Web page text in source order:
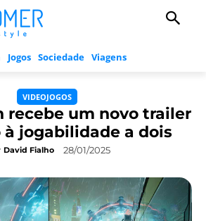
Jogos Sociedade Viagens
VIDEOJOGOS
recebe um novo trailer
jogabilidade a dois
David Fialho 28/01/2025